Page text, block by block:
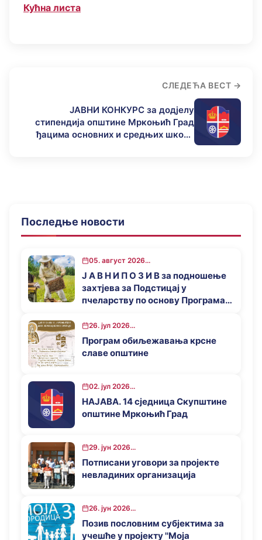
Кућна листа
СЛЕДЕЋА ВЕСТ
ЈАВНИ КОНКУРС за додјелу
стипендија општине Мркоњић Град
ђацима основних и средњих школа
Последње новости
05. август 2026...
Ј А В Н И П О З И В за подношење
захтјева за Подстицај у
пчеларству по основу Програма
општине Мркоњић Град у 2026.
години
26. јул 2026...
Програм обиљежавања крсне
славе општине
02. јул 2026...
НАЈАВА. 14 сједница Скупштине
општине Мркоњић Град
29. јун 2026...
Потписани уговори за пројекте
невладиних организација
26. јун 2026...
Позив пословним субјектима за
учешће у пројекту ''Моја